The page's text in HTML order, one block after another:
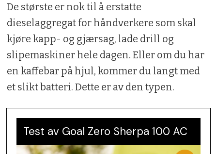
De største er nok til å erstatte
dieselaggregat for håndverkere som skal
kjøre kapp- og gjærsag, lade drill og
slipemaskiner hele dagen. Eller om du har
en kaffebar på hjul, kommer du langt med
et slikt batteri. Dette er av den typen.
Test av Goal Zero Sherpa 100 AC